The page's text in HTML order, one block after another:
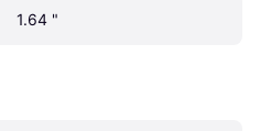
1.64 "